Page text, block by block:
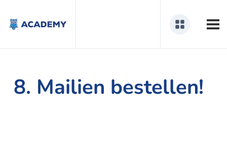
8. Mailien bestellen!